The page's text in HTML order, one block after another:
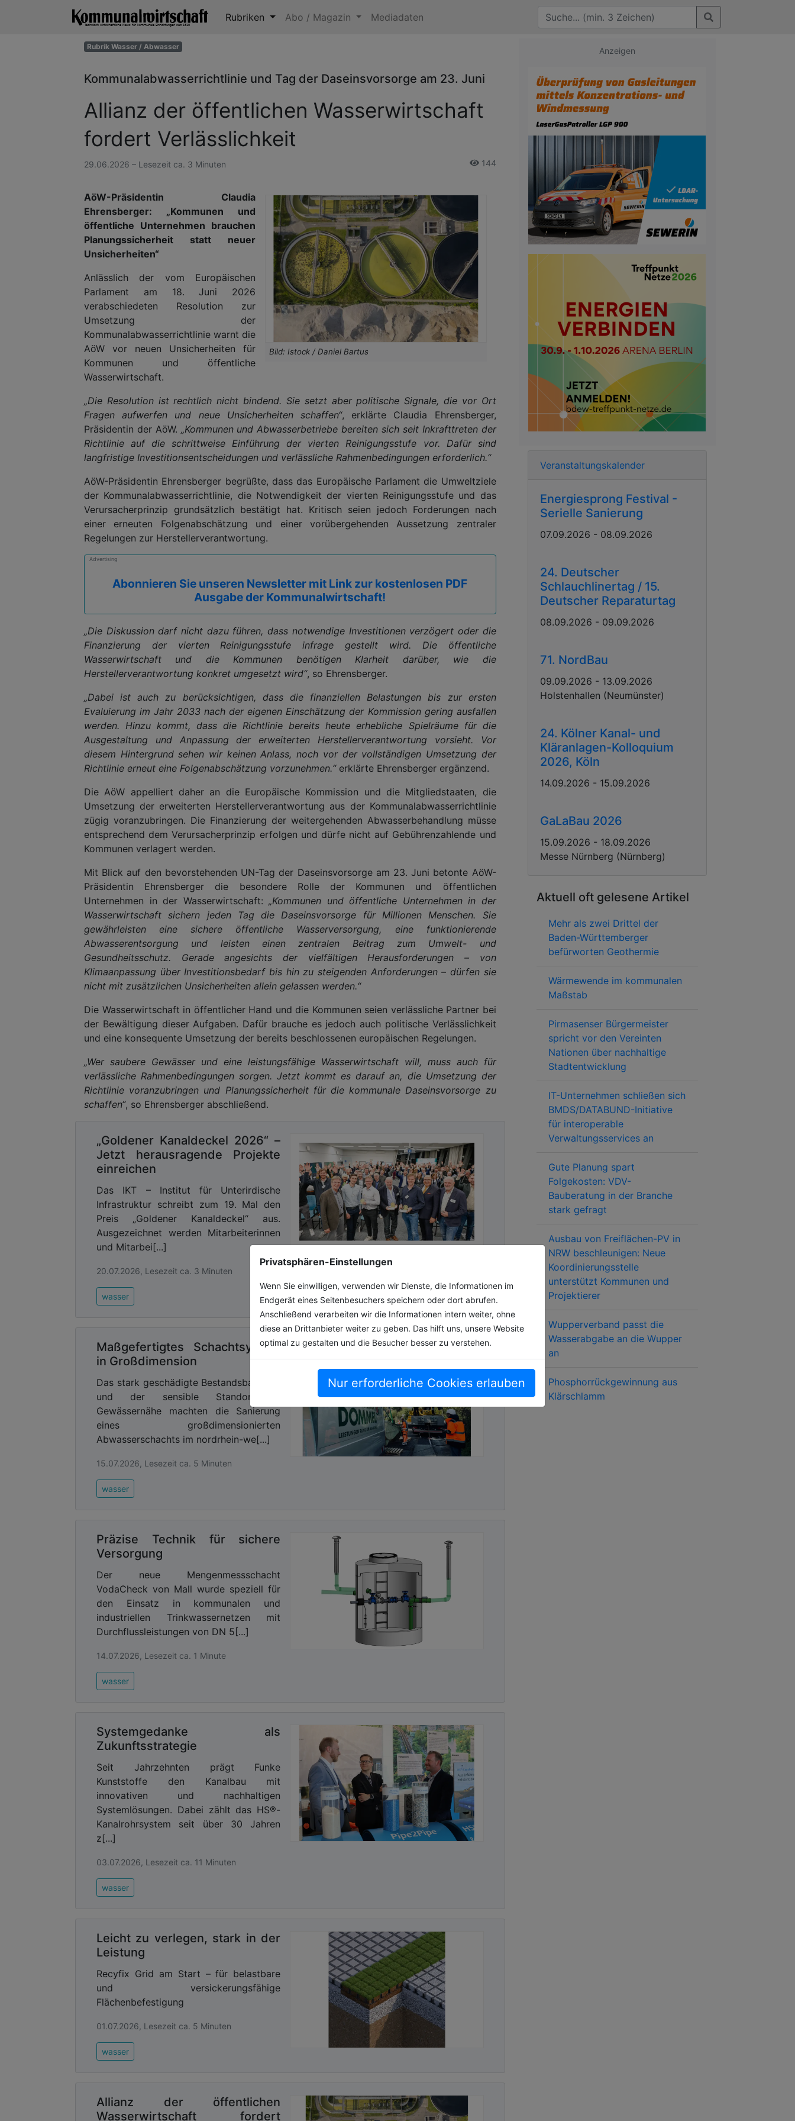
Rubriken Abo / Magazin Mediadaten
Privatsphären-Einstellungen
Wenn Sie einwilligen, verwenden wir Dienste, die Informationen im
Endgerät eines Seitenbesuchers speichern oder dort abrufen.
Anschließend verarbeiten wir die Informationen intern weiter, ohne
diese an Drittanbieter weiter zu geben. Das hilft uns, unsere Website
optimal zu gestalten und die Besucher besser zu verstehen.
Nur erforderliche Cookies erlauben
Rubrik Wasser / Abwasser
Kommunalabwasserrichtlinie und Tag der Daseinsvorsorge am 23. Juni
Allianz der öffentlichen Wasserwirtschaft
fordert Verlässlichkeit
29.06.2026 – Lesezeit ca. 3 Minuten 144
Bild: Istock / Daniel Bartus
AöW-Präsidentin Claudia
Ehrensberger: „Kommunen und
öffentliche Unternehmen brauchen
Planungssicherheit statt neuer
Unsicherheiten“
Anlässlich der vom Europäischen
Parlament am 18. Juni 2026
verabschiedeten Resolution zur
Umsetzung der
Kommunalabwasserrichtlinie warnt die
AöW vor neuen Unsicherheiten für
Kommunen und öffentliche
Wasserwirtschaft.
„Die Resolution ist rechtlich nicht bindend. Sie setzt aber politische Signale, die vor Ort
Fragen aufwerfen und neue Unsicherheiten schaffen“, erklärte Claudia Ehrensberger,
Präsidentin der AöW. „Kommunen und Abwasserbetriebe bereiten sich seit Inkrafttreten der
Richtlinie auf die schrittweise Einführung der vierten Reinigungsstufe vor. Dafür sind
langfristige Investitionsentscheidungen und verlässliche Rahmenbedingungen erforderlich.“
AöW-Präsidentin Ehrensberger begrüßte, dass das Europäische Parlament die Umweltziele
der Kommunalabwasserrichtlinie, die Notwendigkeit der vierten Reinigungsstufe und das
Verursacherprinzip grundsätzlich bestätigt hat. Kritisch seien jedoch Forderungen nach
einer erneuten Folgenabschätzung und einer vorübergehenden Aussetzung zentraler
Regelungen zur Herstellerverantwortung.
Advertising
Abonnieren Sie unseren Newsletter mit Link zur kostenlosen PDF
Ausgabe der Kommunalwirtschaft!
„Die Diskussion darf nicht dazu führen, dass notwendige Investitionen verzögert oder die
Finanzierung der vierten Reinigungsstufe infrage gestellt wird. Die öffentliche
Wasserwirtschaft und die Kommunen benötigen Klarheit darüber, wie die
Herstellerverantwortung konkret umgesetzt wird“, so Ehrensberger.
„Dabei ist auch zu berücksichtigen, dass die finanziellen Belastungen bis zur ersten
Evaluierung im Jahr 2033 nach der eigenen Einschätzung der Kommission gering ausfallen
werden. Hinzu kommt, dass die Richtlinie bereits heute erhebliche Spielräume für die
Ausgestaltung und Anpassung der erweiterten Herstellerverantwortung vorsieht. Vor
diesem Hintergrund sehen wir keinen Anlass, noch vor der vollständigen Umsetzung der
Richtlinie erneut eine Folgenabschätzung vorzunehmen.“erklärte Ehrensberger ergänzend.
Die AöW appelliert daher an die Europäische Kommission und die Mitgliedstaaten, die
Umsetzung der erweiterten Herstellerverantwortung aus der Kommunalabwasserrichtlinie
zügig voranzubringen. Die Finanzierung der weitergehenden Abwasserbehandlung müsse
entsprechend dem Verursacherprinzip erfolgen und dürfe nicht auf Gebührenzahlende und
Kommunen verlagert werden.
Mit Blick auf den bevorstehenden UN-Tag der Daseinsvorsorge am 23. Juni betonte AöW-
Präsidentin Ehrensberger die besondere Rolle der Kommunen und öffentlichen
Unternehmen in der Wasserwirtschaft: „Kommunen und öffentliche Unternehmen in der
Wasserwirtschaft sichern jeden Tag die Daseinsvorsorge für Millionen Menschen. Sie
gewährleisten eine sichere öffentliche Wasserversorgung, eine funktionierende
Abwasserentsorgung und leisten einen zentralen Beitrag zum Umwelt- und
Gesundheitsschutz. Gerade angesichts der vielfältigen Herausforderungen – von
Klimaanpassung über Investitionsbedarf bis hin zu steigenden Anforderungen – dürfen sie
nicht mit zusätzlichen Unsicherheiten allein gelassen werden.“
Die Wasserwirtschaft in öffentlicher Hand und die Kommunen seien verlässliche Partner bei
der Bewältigung dieser Aufgaben. Dafür brauche es jedoch auch politische Verlässlichkeit
und eine konsequente Umsetzung der bereits beschlossenen europäischen Regelungen.
„Wer saubere Gewässer und eine leistungsfähige Wasserwirtschaft will, muss auch für
verlässliche Rahmenbedingungen sorgen. Jetzt kommt es darauf an, die Umsetzung der
Richtlinie voranzubringen und Planungssicherheit für die kommunale Daseinsvorsorge zu
schaffen“, so Ehrensberger abschließend.
„Goldener Kanaldeckel 2026“ –
Jetzt herausragende Projekte
einreichen
Das IKT – Institut für Unterirdische
Infrastruktur schreibt zum 19. Mal den
Preis „Goldener Kanaldeckel“ aus.
Ausgezeichnet werden Mitarbeiterinnen
und Mitarbei[...]
20.07.2026, Lesezeit ca. 3 Minuten
wasser
Maßgefertigtes Schachtsystem
in Großdimension
Das stark geschädigte Bestandsbauwerk
und der sensible Standort in
Gewässernähe machten die Sanierung
eines großdimensionierten
Abwasserschachts im nordrhein-we[...]
15.07.2026, Lesezeit ca. 5 Minuten
wasser
Präzise Technik für sichere
Versorgung
Der neue Mengenmessschacht
VodaCheck von Mall wurde speziell für
den Einsatz in kommunalen und
industriellen Trinkwassernetzen mit
Durchflussleistungen von DN 5[...]
14.07.2026, Lesezeit ca. 1 Minute
wasser
Systemgedanke als
Zukunftsstrategie
Seit Jahrzehnten prägt Funke
Kunststoffe den Kanalbau mit
innovativen und nachhaltigen
Systemlösungen. Dabei zählt das HS®-
Kanalrohrsystem seit über 30 Jahren
z[...]
03.07.2026, Lesezeit ca. 11 Minuten
wasser
Leicht zu verlegen, stark in der
Leistung
Recyfix Grid am Start – für belastbare
und versickerungsfähige
Flächenbefestigung
01.07.2026, Lesezeit ca. 5 Minuten
wasser
Allianz der öffentlichen
Wasserwirtschaft fordert
Anzeigen
Veranstaltungskalender
Energiesprong Festival -
Serielle Sanierung
07.09.2026 - 08.09.2026
24. Deutscher
Schlauchlinertag / 15.
Deutscher Reparaturtag
08.09.2026 - 09.09.2026
71. NordBau
09.09.2026 - 13.09.2026
Holstenhallen (Neumünster)
24. Kölner Kanal- und
Kläranlagen-Kolloquium
2026, Köln
14.09.2026 - 15.09.2026
GaLaBau 2026
15.09.2026 - 18.09.2026
Messe Nürnberg (Nürnberg)
Aktuell oft gelesene Artikel
Mehr als zwei Drittel der
Baden-Württemberger
befürworten Geothermie
Wärmewende im kommunalen
Maßstab
Pirmasenser Bürgermeister
spricht vor den Vereinten
Nationen über nachhaltige
Stadtentwicklung
IT-Unternehmen schließen sich
BMDS/DATABUND-Initiative
für interoperable
Verwaltungsservices an
Gute Planung spart
Folgekosten: VDV-
Bauberatung in der Branche
stark gefragt
Ausbau von Freiflächen-PV in
NRW beschleunigen: Neue
Koordinierungsstelle
unterstützt Kommunen und
Projektierer
Wupperverband passt die
Wasserabgabe an die Wupper
an
Phosphorrückgewinnung aus
Klärschlamm